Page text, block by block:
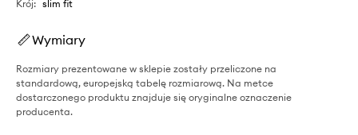
Krój: slim fit
Wymiary
Rozmiary prezentowane w sklepie zostały przeliczone na
standardową, europejską tabelę rozmiarową. Na metce
dostarczonego produktu znajduje się oryginalne oznaczenie
producenta.